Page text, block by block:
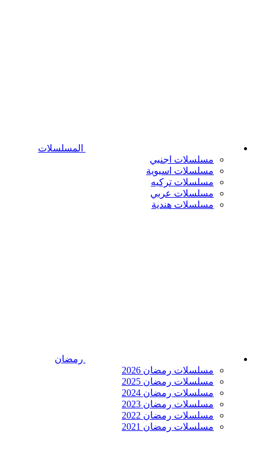
المسلسلات
مسلسلات اجنبي
مسلسلات اسيوية
مسلسلات تركيه
مسلسلات عربي
مسلسلات هندية
رمضان
مسلسلات رمضان 2026
مسلسلات رمضان 2025
مسلسلات رمضان 2024
مسلسلات رمضان 2023
مسلسلات رمضان 2022
مسلسلات رمضان 2021